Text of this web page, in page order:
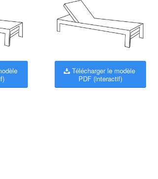
Télécharger le modèle
PDF (interactif)